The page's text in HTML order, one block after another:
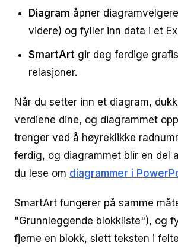
Diagram åpner
videre) og fyller inn data i et
SmartArt gir deg ferdige
relasjoner.
Når du setter inn et diagram,
verdiene dine, og diagrammet
trenger ved å høyreklikke
ferdig, og diagrammet blir en del
du lese om diagrammer i
SmartArt fungerer på samme
"Grunnleggende blokkliste"), og
fjerne en blokk, slett teksten i